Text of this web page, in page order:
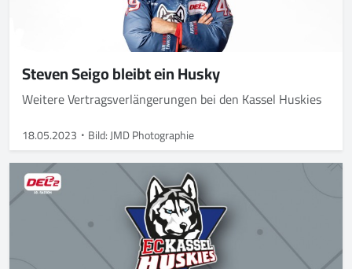
Steven Seigo bleibt ein Husky
Weitere Vertragsverlängerungen bei den Kassel Huskies
18.05.2023 Bild: JMD Photographie